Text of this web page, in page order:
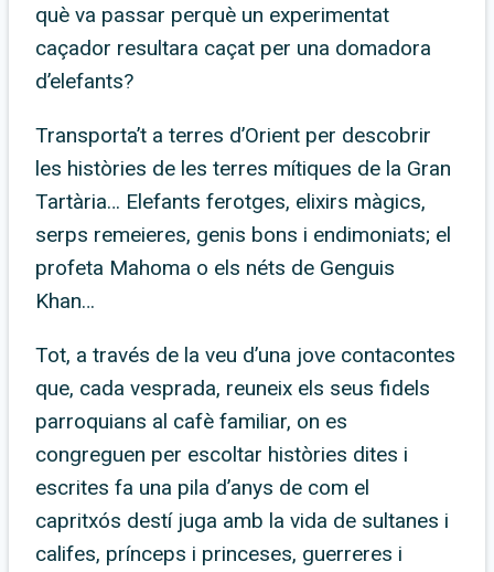
què va passar perquè un experimentat
caçador resultara caçat per una domadora
d’elefants?
Transporta’t a terres d’Orient per descobrir
les històries de les terres mítiques de la Gran
Tartària… Elefants ferotges, elixirs màgics,
serps remeieres, genis bons i endimoniats; el
profeta Mahoma o els néts de Genguis
Khan…
Tot, a través de la veu d’una jove contacontes
que, cada vesprada, reuneix els seus fidels
parroquians al cafè familiar, on es
congreguen per escoltar històries dites i
escrites fa una pila d’anys de com el
capritxós destí juga amb la vida de sultanes i
califes, prínceps i princeses, guerreres i